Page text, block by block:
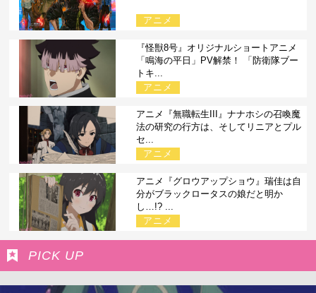
アニメ
『怪獣8号』オリジナルショートアニメ
「鳴海の平日」PV解禁！ 「防衛隊ブー
トキ...
アニメ
アニメ『無職転生III』ナナホシの召喚魔
法の研究の行方は、そしてリニアとプル
セ...
アニメ
アニメ『グロウアップショウ』瑞佳は自
分がブラックロータスの娘だと明か
し…!? ...
アニメ
PICK UP